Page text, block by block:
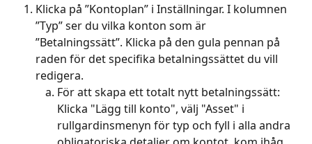
Klicka på ”Kontoplan” i Inställningar. I kolumnen
”Typ” ser du vilka konton som är
”Betalningssätt”. Klicka på den gula pennan på
raden för det specifika betalningssättet du vill
redigera.
För att skapa ett totalt nytt betalningssätt:
Klicka "Lägg till konto", välj "Asset" i
rullgardinsmenyn för typ och fyll i alla andra